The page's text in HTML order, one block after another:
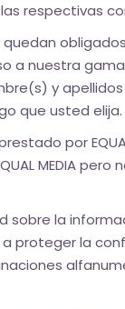
respectivas
a nuestra
y
que usted elija.
por
MEDIA
sobre la
proteger la